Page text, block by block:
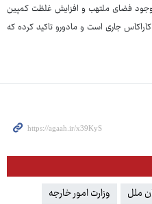
وجود فضای ملتهب و افزایش غلظت کمپین
کاراکاس جاری است و مادورو تاکید کرده که
ملل
وزارت امور خارجه